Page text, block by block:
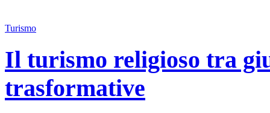
Turismo
Il turismo religioso tra
trasformative